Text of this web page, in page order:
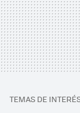
TEMAS DE